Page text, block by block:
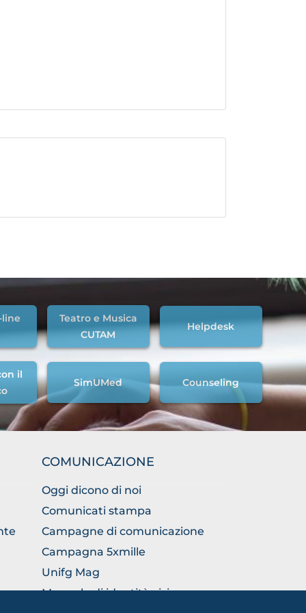
line
Teatro e Musica
CUTAM
Helpdesk
il
SimUMed Counseling
COMUNICAZIONE
Oggi dicono di noi
Comunicati stampa
Campagne di comunicazione
Campagna 5xmille
Unifg Mag
Manuale di identità visiva